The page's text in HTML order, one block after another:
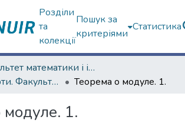
Розділи
та
колекції
Пошук за
критеріями
Статистика
Факультет математики і інформатики
Наукові роботи. Факультет математики і інформатики
Теорема о модуле. 1.
1.